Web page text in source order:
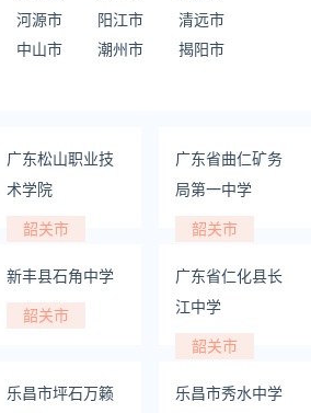
河源市 阳江市
清远市
中山市 潮州市
揭阳市
广东松山职业技
术学院
韶关市
专科
广东省曲仁矿务
局第一中学
韶关市
新丰县石角中学
韶关市
广东省仁化县长
江中学
韶关市
乐昌市坪石万籁
乐昌市秀水中学